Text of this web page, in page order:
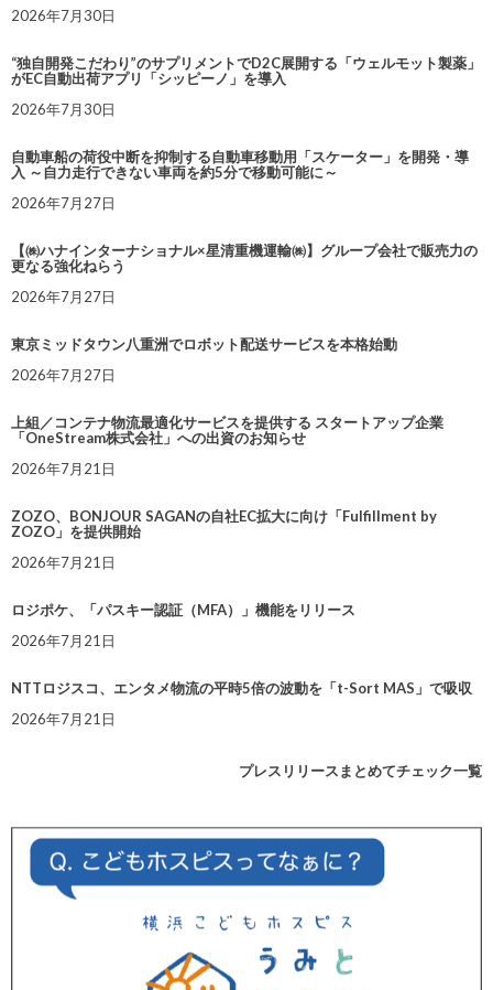
2026年7月30日
“独自開発こだわり”のサプリメントでD2C展開する「ウェルモット製薬」
がEC自動出荷アプリ「シッピーノ」を導入
2026年7月30日
自動車船の荷役中断を抑制する自動車移動用「スケーター」を開発・導
入 ～自力走行できない車両を約5分で移動可能に～
2026年7月27日
【㈱ハナインターナショナル×星清重機運輸㈱】グループ会社で販売力の
更なる強化ねらう
2026年7月27日
東京ミッドタウン八重洲でロボット配送サービスを本格始動
2026年7月27日
上組／コンテナ物流最適化サービスを提供する スタートアップ企業
「OneStream株式会社」への出資のお知らせ
2026年7月21日
ZOZO、BONJOUR SAGANの自社EC拡大に向け「Fulfillment by
ZOZO」を提供開始
2026年7月21日
ロジポケ、「パスキー認証（MFA）」機能をリリース
2026年7月21日
NTTロジスコ、エンタメ物流の平時5倍の波動を「t-Sort MAS」で吸収
2026年7月21日
プレスリリースまとめてチェック一覧